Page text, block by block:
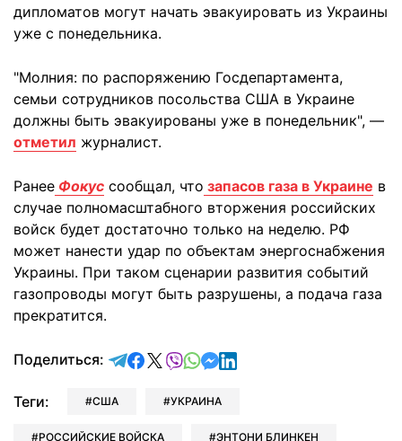
дипломатов могут начать эвакуировать из Украины
уже с понедельника.
"Молния: по распоряжению Госдепартамента,
семьи сотрудников посольства США в Украине
должны быть эвакуированы уже в понедельник", —
отметил журналист.
Ранее Фокус сообщал, что запасов газа в Украине в
случае полномасштабного вторжения российских
войск будет достаточно только на неделю. РФ
может нанести удар по объектам энергоснабжения
Украины. При таком сценарии развития событий
газопроводы могут быть разрушены, а подача газа
прекратится.
Поделиться: отправить в Telegram
поделиться в Facebook
поделиться в X
отправить в Viber
отправить в Whatsapp
отправить в Messenger
отправить в LinkedIn
Теги: США УКРАИНА
РОССИЙСКИЕ ВОЙСКА ЭНТОНИ БЛИНКЕН